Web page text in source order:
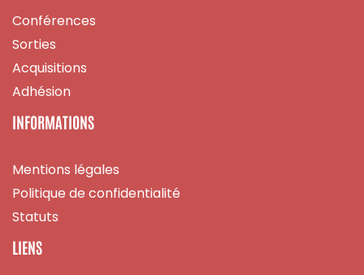
Conférences
Sorties
Acquisitions
Adhésion
INFORMATIONS
Mentions légales
Politique de confidentialité
Statuts
LIENS